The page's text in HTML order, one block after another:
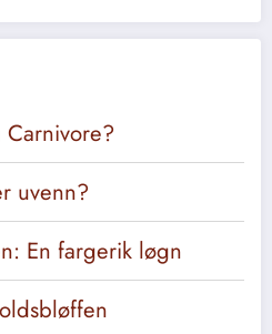
uvenn?
En fargerik løgn